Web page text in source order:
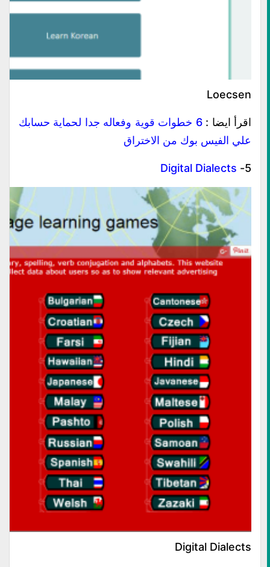
Loecsen
اقرأ ايضا :
6 خطوات قوية وفعاله جدا لحماية حسابك
علي الفيس بوك من الاختراق
5-
Digital Dialects
Digital Dialects